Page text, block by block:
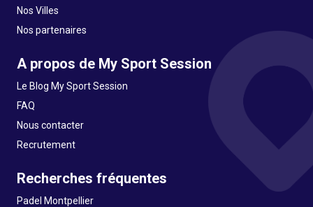
Nos Villes
Nos partenaires
A propos de My Sport Session
Le Blog My Sport Session
FAQ
Nous contacter
Recrutement
Recherches fréquentes
Padel Montpellier